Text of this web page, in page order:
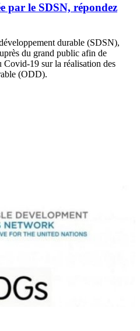
par le SDSN, répondez
durable (SDSN),
du grand public afin de
Covid-19 sur la réalisation des
(ODD).